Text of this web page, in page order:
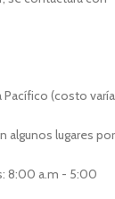
Pacífico (costo varía
algunos lugares por
8:00 a.m - 5:00